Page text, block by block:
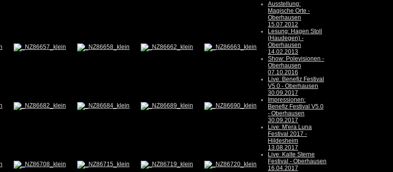
Ausstellung:
Magische Orte -
Oberhausen
15.07.2012
Lesung: Hagen Stoll
(Haudegen) -
Oberhausen
14.02.2013
Show: Polevisionen -
Oberhausen
07.10.2016
Live: Benefiz Festival
V5.0 - Oberhausen
30.09.2017
Impressionen:
Benefiz Festival V5.0
- Oberhausen
30.09.2017
Live: M'era Luna
Festival 2017 -
Hildesheim
13.08.2017
Live: Kalte Sterne
Festival - Oberhausen
16.04.2017